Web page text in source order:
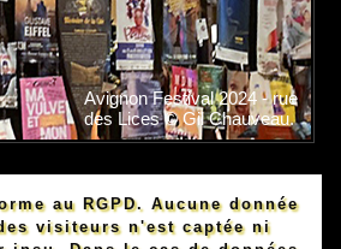
Avignon Festival 2024 - rue
des Lices © Gil Chauveau.
au RGPD. Aucune donnée
visiteurs n'est captée ni